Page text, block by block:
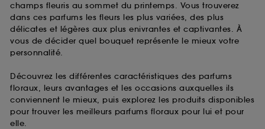
champs fleuris au sommet du printemps. Vous trouverez
dans ces parfums les fleurs les plus variées, des plus
délicates et légères aux plus enivrantes et captivantes. À
vous de décider quel bouquet représente le mieux votre
personnalité.
Découvrez les différentes caractéristiques des parfums
floraux, leurs avantages et les occasions auxquelles ils
conviennent le mieux, puis explorez les produits disponibles
pour trouver les meilleurs parfums floraux pour lui et pour
elle.